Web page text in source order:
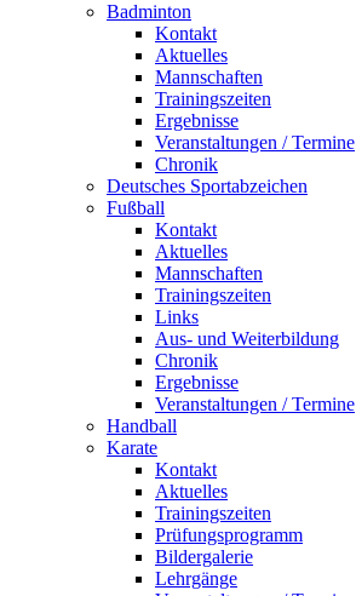
Badminton
Kontakt
Aktuelles
Mannschaften
Trainingszeiten
Ergebnisse
Veranstaltungen / Termine
Chronik
Deutsches Sportabzeichen
Fußball
Kontakt
Aktuelles
Mannschaften
Trainingszeiten
Links
Aus- und Weiterbildung
Chronik
Ergebnisse
Veranstaltungen / Termine
Handball
Karate
Kontakt
Aktuelles
Trainingszeiten
Prüfungsprogramm
Bildergalerie
Lehrgänge